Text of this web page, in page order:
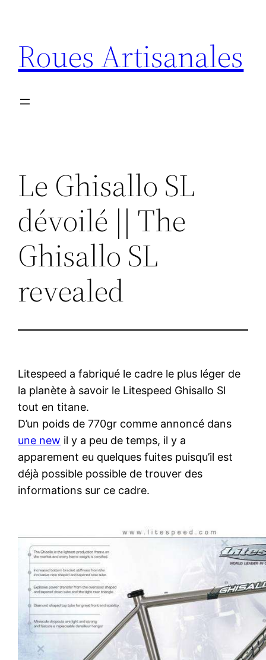
contenu
Roues Artisanales
Le Ghisallo SL
dévoilé || The
Ghisallo SL
revealed
Litespeed a fabriqué le cadre le plus léger de
la planète à savoir le Litespeed Ghisallo Sl
tout en titane.
D’un poids de 770gr comme annoncé dans
une new il y a peu de temps, il y a
apparement eu quelques fuites puisqu’il est
déjà possible possible de trouver des
informations sur ce cadre.